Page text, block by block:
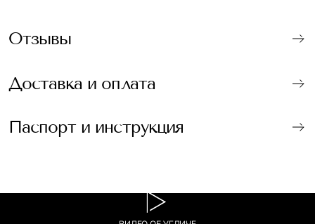
Отзывы
Доставка и оплата
Паспорт и инструкция